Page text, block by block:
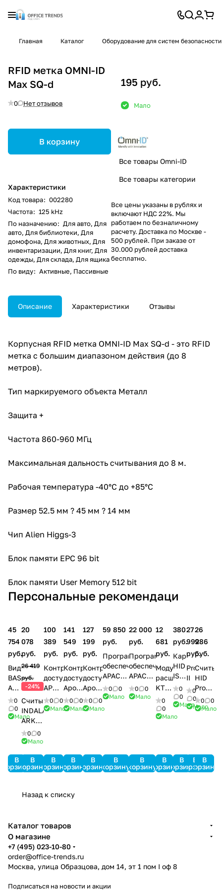
Главная Каталог Оборудование для систем безопасности
RFID метка OMNI-ID
Max SQ-d
0 Нет отзывов
В корзину
Характеристики
Код товара: 002280
Частота: 125 kHz
По назначению: Для авто, Для
авто, Для библиотеки, Для
домофона, Для животных, Для
инвентаризации, Для книг, Для
одежды, Для склада, Для ящика
По виду: Активные, Пассивные
195 руб.
Мало
Все товары Omni-ID
Все товары категории
Все цены указаны в рублях и
включают НДС 22%. Мы
работаем по безналичному
расчету. Доставка по Москве -
500 рублей. При заказе от
30.000 рублей доставка
бесплатно.
Описание Характеристики Отзывы
Корпусная RFID метка OMNI-ID Max SQ-d - это RFID
метка с большим диапазоном действия (до 8
метров).
Тип маркируемого объекта Металл
Защита +
Частота 860-960 МГц
Максимальная дальность считывания до 8 м.
Рабочая температура -40°C до +85°C
Размер 52.5 мм ? 45 мм ? 14 мм
Чип Alien Higgs-3
Блок памяти EPC 96 bit
Блок памяти User Memory 512 bit
Персональные рекомендаци
45
754
руб.
Видеодомофон
BAS
AF-
070
0
Мало
В
корзину
20
078
руб.
26 419
руб.
-24%
Считыватель
INDALA
ARK-
501HD
PinProx
0
0
Мало
В
корзину
100
389
руб.
Контроллер
доступа
APOLLO
AIM-
4SL
0
0
Мало
В
корзину
141
549
руб.
Контроллер
доступа
Apollo
AAN-
100
0
0
Мало
В
корзину
127
199
руб.
Контроллер
доступа
Apollo
AAN-
32N
0
0
Мало
В
корзину
59 850
руб.
Программное
обеспечение
APACS
3000
Std-
SRV
0
0
Мало
В
корзину
22 000
руб.
Программное
обеспечение
APACS
3000
Light-
0
0
Мало
В
корзину
12
681
руб.
Модуль
расширения
KT-
PC4108
0
0
Мало
В
корзину
380
руб.
Карта
HID
ISOProx
II
1386
0
0
Мало
В
корзину
27
992
руб.
ProxPro
II
0
0
Мало
В
корзину
26
986
руб.
HID
Prox-
карт
0
0
Мало
В
корзину
Назад к списку
Каталог товаров
О магазине
+7 (495) 023-10-80
order@office-trends.ru
Москва, улица Образцова, дом 14, эт 1 пом I оф 8
Подписаться на новости и акции